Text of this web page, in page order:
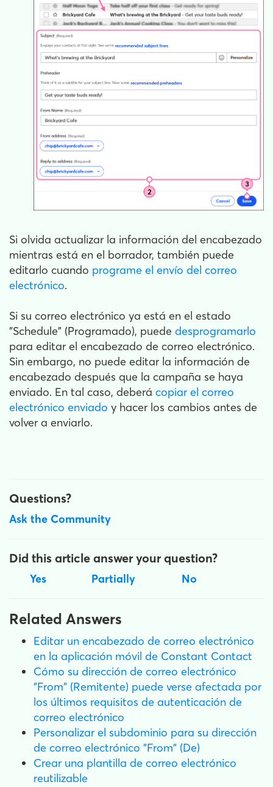
Si olvida actualizar la información del encabezado
mientras está en el borrador, también puede
editarlo cuando programe el envío del correo
electrónico.
Si su correo electrónico ya está en el estado
"Schedule" (Programado), puede desprogramarlo
para editar el encabezado de correo electrónico.
Sin embargo, no puede editar la información de
encabezado después que la campaña se haya
enviado. En tal caso, deberá copiar el correo
electrónico enviado y hacer los cambios antes de
volver a enviarlo.
Questions?
Ask the Community
Did this article answer your question?
Yes Partially No
Related Answers
Editar un encabezado de correo electrónico
en la aplicación móvil de Constant Contact
Cómo su dirección de correo electrónico
"From" (Remitente) puede verse afectada por
los últimos requisitos de autenticación de
correo electrónico
Personalizar el subdominio para su dirección
de correo electrónico "From" (De)
Crear una plantilla de correo electrónico
reutilizable